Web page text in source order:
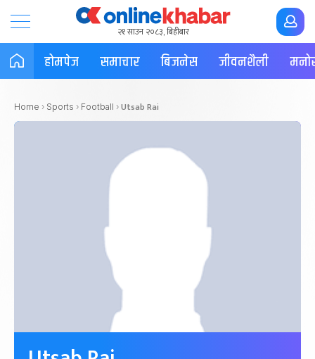
२१ साउन २०८३, बिहीबार
होमपेज समाचार बिजनेस जीवनशैली
Home › Sports › Football › Utsab Rai